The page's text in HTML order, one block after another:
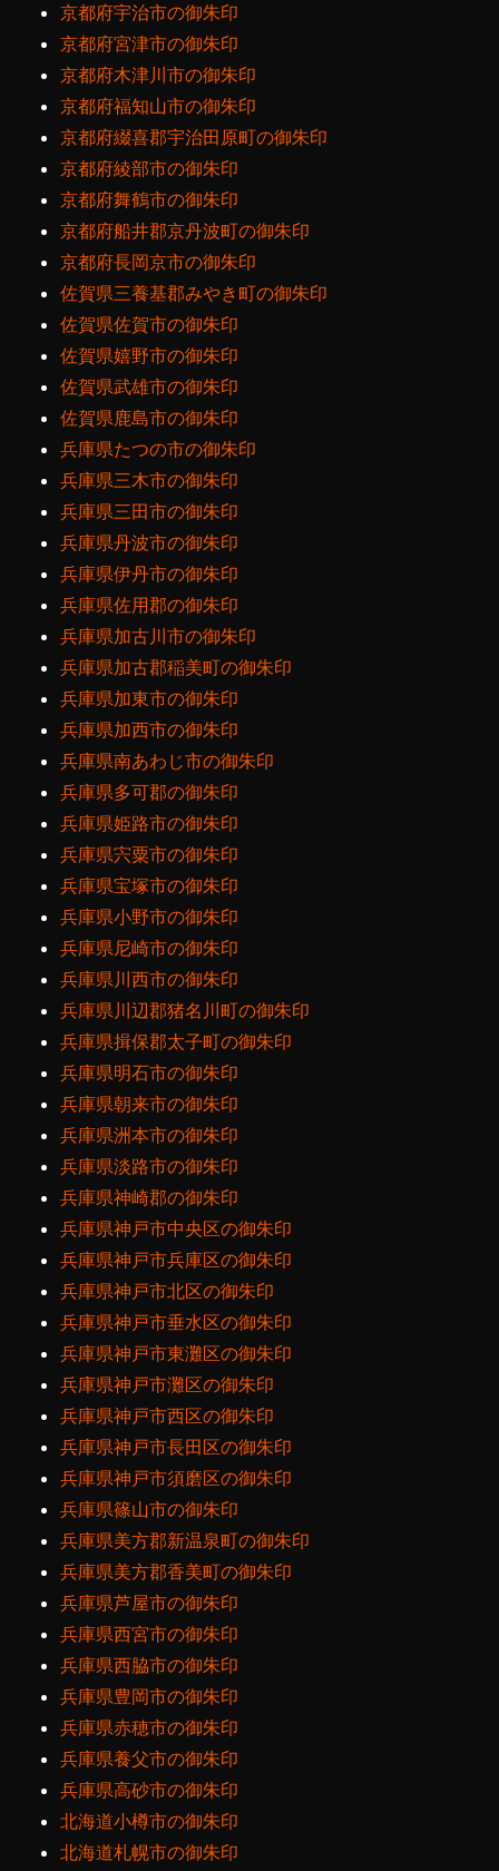
京都府宇治市の御朱印
京都府宮津市の御朱印
京都府木津川市の御朱印
京都府福知山市の御朱印
京都府綴喜郡宇治田原町の御朱印
京都府綾部市の御朱印
京都府舞鶴市の御朱印
京都府船井郡京丹波町の御朱印
京都府長岡京市の御朱印
佐賀県三養基郡みやき町の御朱印
佐賀県佐賀市の御朱印
佐賀県嬉野市の御朱印
佐賀県武雄市の御朱印
佐賀県鹿島市の御朱印
兵庫県たつの市の御朱印
兵庫県三木市の御朱印
兵庫県三田市の御朱印
兵庫県丹波市の御朱印
兵庫県伊丹市の御朱印
兵庫県佐用郡の御朱印
兵庫県加古川市の御朱印
兵庫県加古郡稲美町の御朱印
兵庫県加東市の御朱印
兵庫県加西市の御朱印
兵庫県南あわじ市の御朱印
兵庫県多可郡の御朱印
兵庫県姫路市の御朱印
兵庫県宍粟市の御朱印
兵庫県宝塚市の御朱印
兵庫県小野市の御朱印
兵庫県尼崎市の御朱印
兵庫県川西市の御朱印
兵庫県川辺郡猪名川町の御朱印
兵庫県揖保郡太子町の御朱印
兵庫県明石市の御朱印
兵庫県朝来市の御朱印
兵庫県洲本市の御朱印
兵庫県淡路市の御朱印
兵庫県神崎郡の御朱印
兵庫県神戸市中央区の御朱印
兵庫県神戸市兵庫区の御朱印
兵庫県神戸市北区の御朱印
兵庫県神戸市垂水区の御朱印
兵庫県神戸市東灘区の御朱印
兵庫県神戸市灘区の御朱印
兵庫県神戸市西区の御朱印
兵庫県神戸市長田区の御朱印
兵庫県神戸市須磨区の御朱印
兵庫県篠山市の御朱印
兵庫県美方郡新温泉町の御朱印
兵庫県美方郡香美町の御朱印
兵庫県芦屋市の御朱印
兵庫県西宮市の御朱印
兵庫県西脇市の御朱印
兵庫県豊岡市の御朱印
兵庫県赤穂市の御朱印
兵庫県養父市の御朱印
兵庫県高砂市の御朱印
北海道小樽市の御朱印
北海道札幌市の御朱印